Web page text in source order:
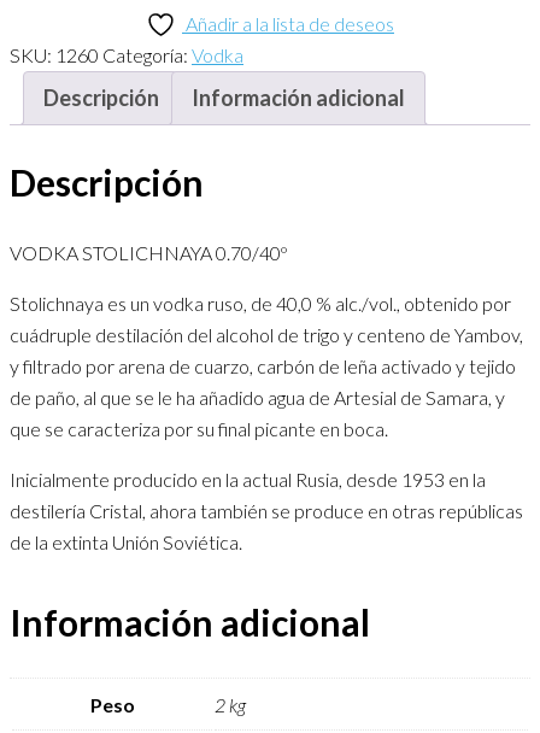
Añadir a la lista de deseos
SKU: 1260 Categoría: Vodka
Descripción Información adicional
Descripción
VODKA STOLICHNAYA 0.70/40º
Stolichnaya es un vodka ruso, de 40,0 % alc./vol., obtenido por
cuádruple destilación del alcohol de trigo y centeno de Yambov,
y filtrado por arena de cuarzo, carbón de leña activado y tejido
de paño, al que se le ha añadido agua de Artesial de Samara, y
que se caracteriza por su final picante en boca.
Inicialmente producido en la actual Rusia, desde 1953 en la
destilería Cristal, ahora también se produce en otras repúblicas
de la extinta Unión Soviética.
Información adicional
Peso 2 kg